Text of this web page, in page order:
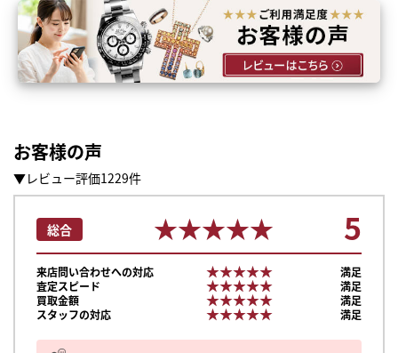
お客様の声
▼レビュー評価1229件
総合 ★★★★★
★★★★★ 5
来店問い合わせへの対応 ★★★★★
★★★★★
満足
査定スピード
★★★★★
★★★★★
満足
買取金額
★★★★★
★★★★★
満足
スタッフの対応
★★★★★
★★★★★ 満足